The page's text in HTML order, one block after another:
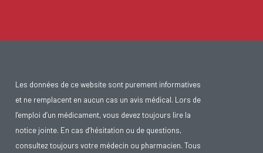
Les données de ce website sont purement informatives
et ne remplacent en aucun cas un avis médical. Lors de
l’emploi d’un médicament, vous devez toujours lire la
notice jointe. En cas d’hésitation ou de questions,
consultez toujours votre médecin ou pharmacien. Tous